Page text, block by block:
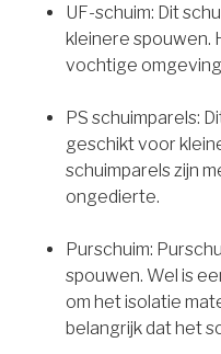
UF-schuim: Dit
kleinere spouwen.
vochtige
PS schuimparels:
geschikt voor
schuimparels zijn
ongedierte.
Purschuim:
spouwen. Wel is
om het isolatie
belangrijk dat het